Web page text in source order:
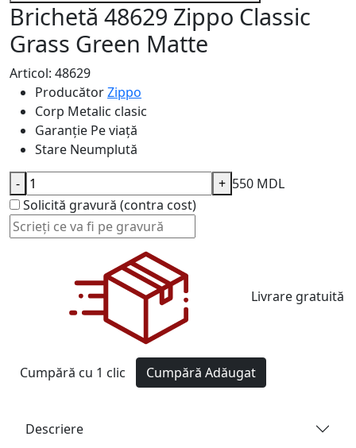
Brichetă 48629 Zippo Classic
Grass Green Matte
Articol: 48629
ProducătorZippo
Corp Metalic clasic
Garanție Pe viață
Stare Neumplută
550 MDL
Solicită gravură (contra cost)
- +
Livrare gratuită
Cumpără cu 1 clic Cumpără Adăugat
Descriere